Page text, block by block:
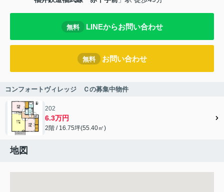
無料 LINEからお問い合わせ
無料 お問い合わせ
コンフォートヴィレッジ Ｃの募集中物件
202
6.3万円
2階 / 16.75坪(55.40㎡)
地図